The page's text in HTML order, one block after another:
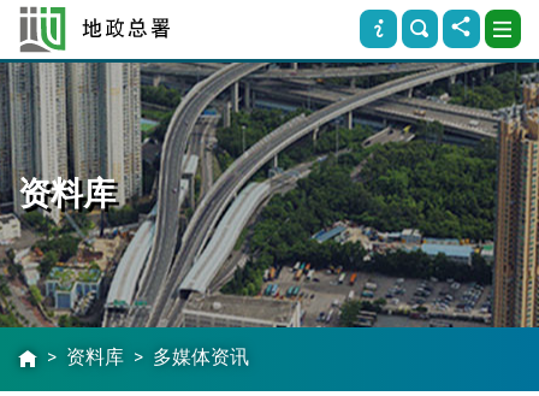
资料库
资料库 多媒体资讯